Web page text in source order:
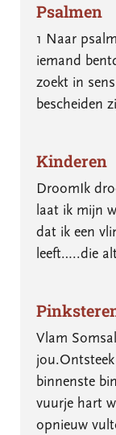
Psalmen
1 Naar
iemand
zoekt in
bescheiden
Kinderen
DroomIk
laat ik mijn
dat ik een
leeft…..die
Vlam
binnenste
vuurje hart
opnieuw